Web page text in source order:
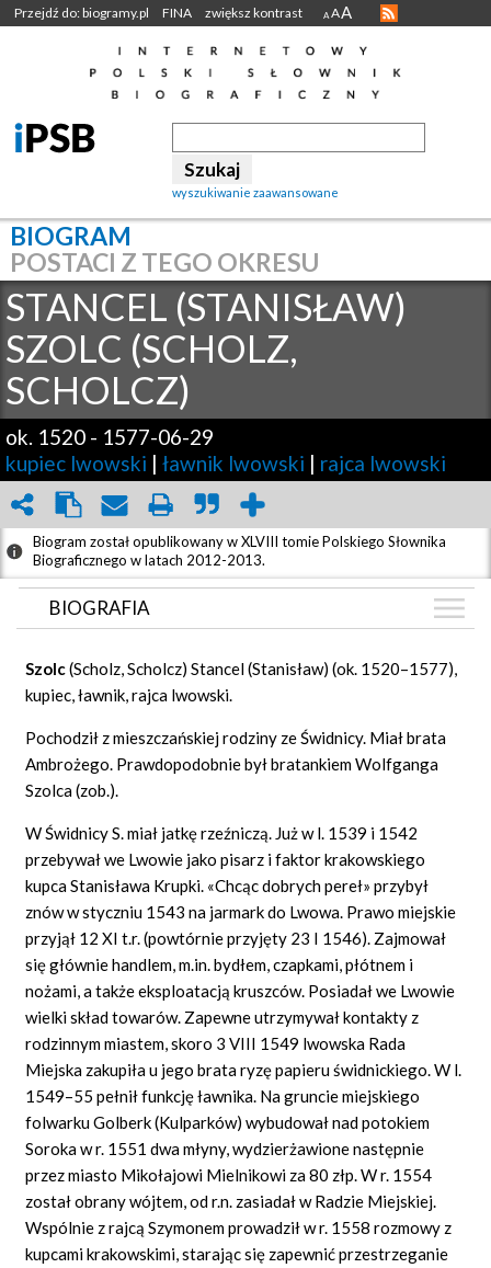
Przejdź do: biogramy.pl FINA zwiększ kontrast A AA
wyszukiwanie zaawansowane
BIOGRAM
POSTACI Z TEGO OKRESU
STANCEL (STANISŁAW)
SZOLC (SCHOLZ,
SCHOLCZ)
ok. 1520 - 1577-06-29
kupiec lwowski | ławnik lwowski | rajca lwowski
Biogram został opublikowany w XLVIII tomie Polskiego Słownika
Biograficznego w latach 2012-2013.
BIOGRAFIA
GRAF POWIĄZAŃ
DYSKUSJA
Mapa
Szolc(Scholz, Scholcz) Stancel (Stanisław) (ok. 1520–1577),
kupiec, ławnik, rajca lwowski.
Pochodził z mieszczańskiej rodziny ze Świdnicy. Miał brata
Ambrożego. Prawdopodobnie był bratankiem Wolfganga
Szolca (zob.).
W Świdnicy S. miał jatkę rzeźniczą. Już w l. 1539 i 1542
przebywał we Lwowie jako pisarz i faktor krakowskiego
kupca Stanisława Krupki. «Chcąc dobrych pereł» przybył
znów w styczniu 1543 na jarmark do Lwowa. Prawo miejskie
przyjął 12 XI t.r. (powtórnie przyjęty 23 I 1546). Zajmował
się głównie handlem, m.in. bydłem, czapkami, płótnem i
nożami, a także eksploatacją kruszców. Posiadał we Lwowie
wielki skład towarów. Zapewne utrzymywał kontakty z
rodzinnym miastem, skoro 3 VIII 1549 lwowska Rada
Miejska zakupiła u jego brata ryzę papieru świdnickiego. W l.
1549–55 pełnił funkcję ławnika. Na gruncie miejskiego
folwarku Golberk (Kulparków) wybudował nad potokiem
Soroka w r. 1551 dwa młyny, wydzierżawione następnie
przez miasto Mikołajowi Mielnikowi za 80 złp. W r. 1554
został obrany wójtem, od r.n. zasiadał w Radzie Miejskiej.
Wspólnie z rajcą Szymonem prowadził w r. 1558 rozmowy z
kupcami krakowskimi, starając się zapewnić przestrzeganie